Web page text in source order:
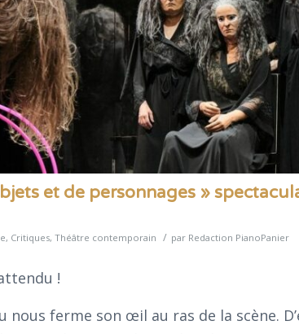
et de personnages »
, Critiques, Théâtre contemporain / par Redaction PianoPanier
!
ferme son œil au ras de la scène.